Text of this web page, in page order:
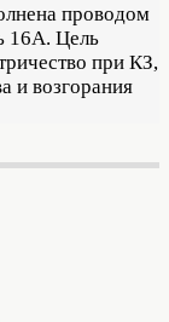
проводом
16А. Цель
при КЗ,
и возгорания